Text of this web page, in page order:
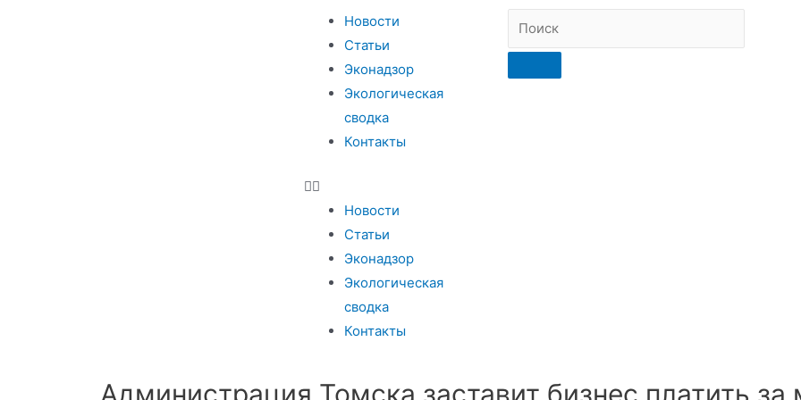
Новости
Статьи
Эконадзор
Экологическая
сводка
Контакты
Новости
Статьи
Эконадзор
Экологическая
сводка
Контакты